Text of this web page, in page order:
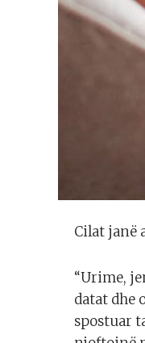
Cilat janë
“Urime,
datat dhe
spostuar